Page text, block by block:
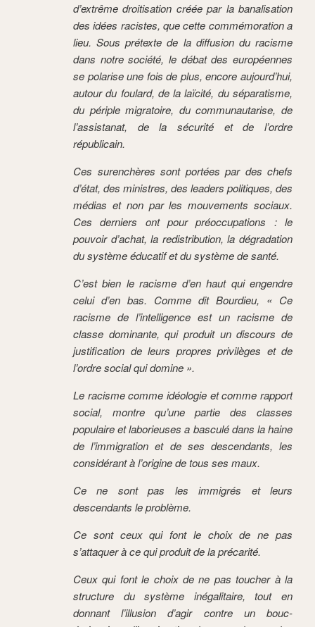
d’extrême droitisation créée par la banalisation
des idées racistes, que cette commémoration a
lieu. Sous prétexte de la diffusion du racisme
dans notre société, le débat des européennes
se polarise une fois de plus, encore aujourd’hui,
autour du foulard, de la laïcité, du séparatisme,
du périple migratoire, du communautarise, de
l’assistanat, de la sécurité et de l’ordre
républicain.
Ces surenchères sont portées par des chefs
d’état, des ministres, des leaders politiques, des
médias et non par les mouvements sociaux.
Ces derniers ont pour préoccupations : le
pouvoir d’achat, la redistribution, la dégradation
du système éducatif et du système de santé.
C’est bien le racisme d’en haut qui engendre
celui d’en bas. Comme dit Bourdieu, « Ce
racisme de l’intelligence est un racisme de
classe dominante, qui produit un discours de
justification de leurs propres privilèges et de
l’ordre social qui domine ».
Le racisme comme idéologie et comme rapport
social, montre qu’une partie des classes
populaire et laborieuses a basculé dans la haine
de l’immigration et de ses descendants, les
considérant à l’origine de tous ses maux.
Ce ne sont pas les immigrés et leurs
descendants le problème.
Ce sont ceux qui font le choix de ne pas
s’attaquer à ce qui produit de la précarité.
Ceux qui font le choix de ne pas toucher à la
structure du système inégalitaire, tout en
donnant l’illusion d’agir contre un bouc-